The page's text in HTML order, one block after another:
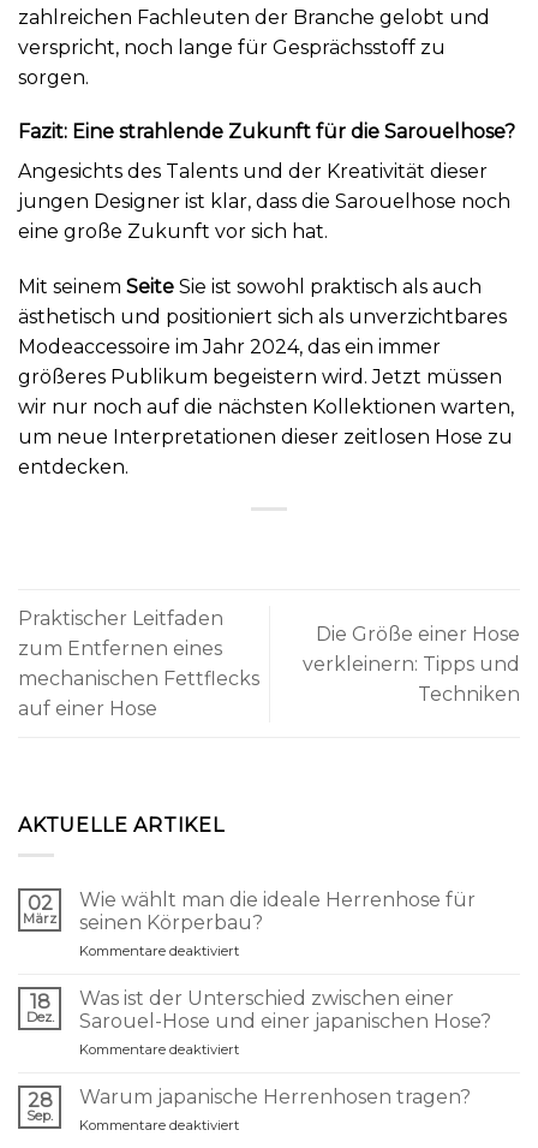
zahlreichen Fachleuten der Branche gelobt und
verspricht, noch lange für Gesprächsstoff zu
sorgen.
Fazit: Eine strahlende Zukunft für die Sarouelhose?
Angesichts des Talents und der Kreativität dieser
jungen Designer ist klar, dass die Sarouelhose noch
eine große Zukunft vor sich hat.
Mit seinem Seite Sie ist sowohl praktisch als auch
ästhetisch und positioniert sich als unverzichtbares
Modeaccessoire im Jahr 2024, das ein immer
größeres Publikum begeistern wird. Jetzt müssen
wir nur noch auf die nächsten Kollektionen warten,
um neue Interpretationen dieser zeitlosen Hose zu
entdecken.
Praktischer Leitfaden
zum Entfernen eines
mechanischen Fettflecks
auf einer Hose
Die Größe einer Hose
verkleinern: Tipps und
Techniken
AKTUELLE ARTIKEL
02
März
Wie wählt man die ideale Herrenhose für
seinen Körperbau?
Kommentare deaktiviertfür
choisir
pantalon
homme
selon
morphologie
18
Dez.
Was ist der Unterschied zwischen einer
Sarouel-Hose und einer japanischen Hose?
Kommentare deaktiviertfür
différence
un
28
Sep.
Warum japanische Herrenhosen tragen?
Kommentare deaktiviertfür